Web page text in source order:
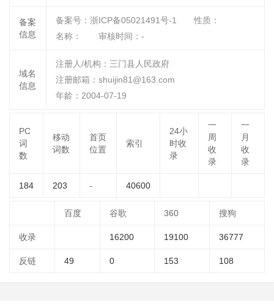
备案
信息
备案号：浙ICP备05021491号-1
性质：
名称：
审核时间： -
域名
信息
注册人/机构：三门县人民政府
注册邮箱：shuijin81@163.com
年龄：2004-07-19
PC
词
数
移动
词数
首页
位置
索引
24小
时收
录
一
周
收
录
一
月
收
录
184 203 - 40600
百度 谷歌 360 搜狗
收录 16200 19100 36777
反链 49 0 153 108